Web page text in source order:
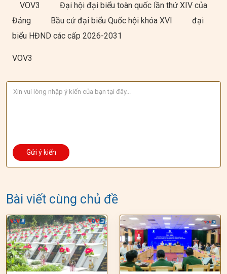
VOV3
Đại hội đại biểu toàn quốc lần thứ XIV của
Đảng
Bầu cử đại biểu Quốc hội khóa XVI
đại
biểu HĐND các cấp 2026-2031
VOV3
Bài viết cùng chủ đề